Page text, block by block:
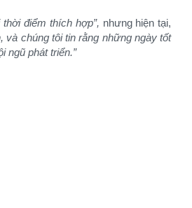
thời điểm thích hợp”, nhưng hiện tại,
và chúng tôi tin rằng những ngày tốt
ngũ phát triển.”